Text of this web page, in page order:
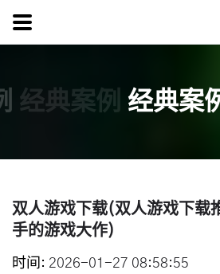
经典案例 经典案
双人游戏下载(双人游戏下载
手的游戏大作)
时间 2026-01-27 08:58:55